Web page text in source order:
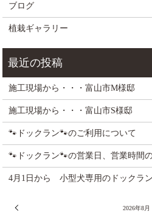
ブログ
植栽ギャラリー
施工現場から・・・富山市M様邸
施工現場から・・・富山市S様邸
🐾ドックラン🐾のご利用について
🐾ドックラン🐾の営業日、営業時間
4月1日から 小型犬専用のドックラ
2026年8月